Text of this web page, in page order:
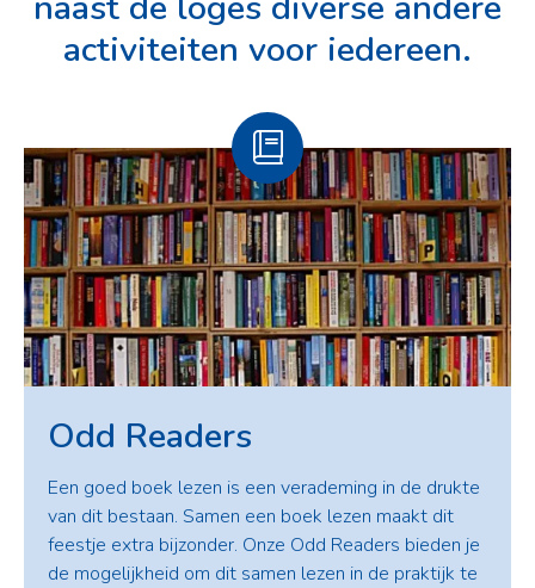
activiteiten voor iedereen.
Odd Readers
Een goed boek lezen is een verademing in de drukte
van dit bestaan. Samen een boek lezen maakt dit
feestje extra bijzonder. Onze Odd Readers bieden je
de mogelijkheid om dit samen lezen in de praktijk te